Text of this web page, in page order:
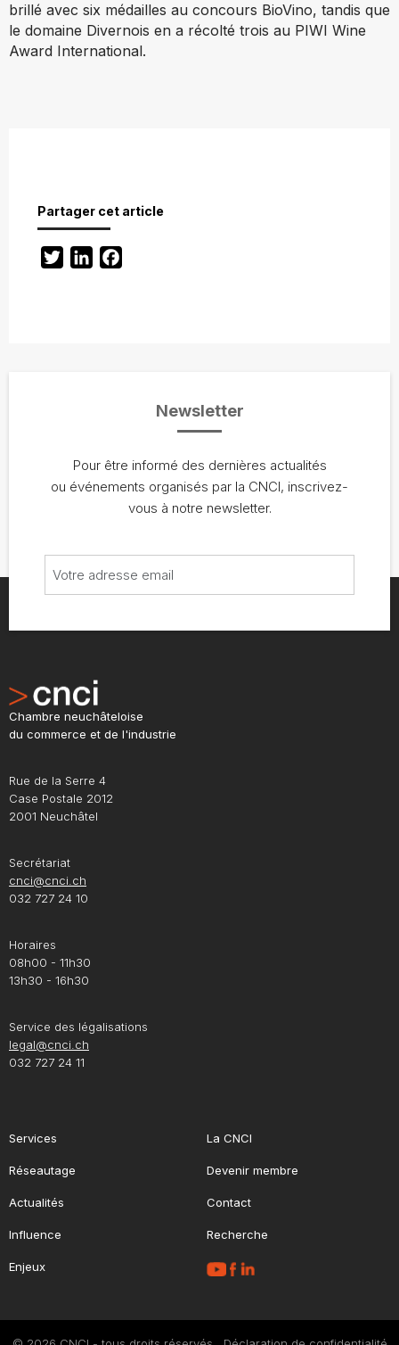
brillé avec six médailles au concours BioVino, tandis que
le domaine Divernois en a récolté trois au PIWI Wine
Award International.
Partager cet article
TwitterLinkedIn
Newsletter
Pour être informé des dernières actualités
ou événements organisés par la CNCI, inscrivez-
vous à notre newsletter.
Chambre neuchâteloise
du commerce et de l'industrie
Rue de la Serre 4
Case Postale 2012
2001 Neuchâtel
Secrétariat
cnci@cnci.ch
032 727 24 10
Horaires
08h00 - 11h30
13h30 - 16h30
Service des légalisations
legal@cnci.ch
032 727 24 11
Services
Réseautage
Actualités
Influence
Enjeux
La CNCI
Devenir membre
Contact
Recherche